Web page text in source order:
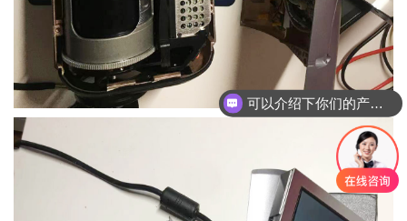
可以介绍下你们的产品么